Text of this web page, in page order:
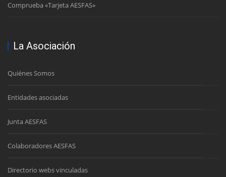
Comprueba «Tarjeta AESFAS»
La Asociación
Quiénes Somos
Entidades asociadas
Junta AESFAS
Colaboradores AESFAS
Directorio webs vinculadas